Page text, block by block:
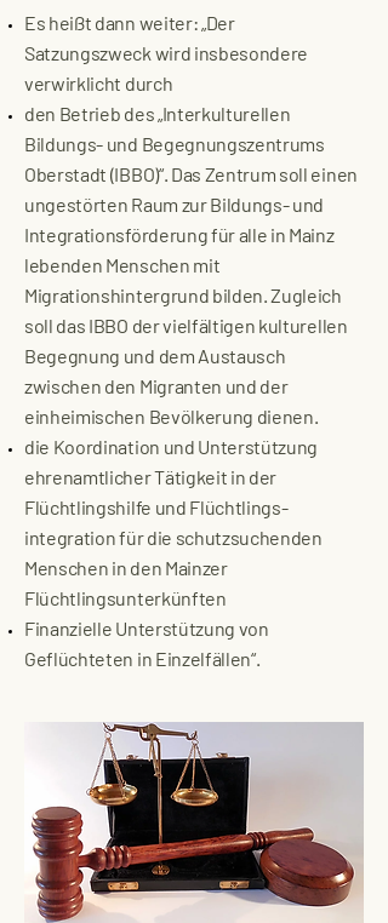
Es heißt dann weiter: „Der
Satzungszweck wird insbesondere
verwirklicht durch
den Betrieb des „Interkulturellen
Bildungs- und Begegnungszentrums
Oberstadt (IBBO)“. Das Zentrum soll einen
ungestörten Raum zur Bildungs- und
Integrationsförderung für alle in Mainz
lebenden Menschen mit
Migrationshintergrund bilden. Zugleich
soll das IBBO der vielfältigen kulturellen
Begegnung und dem Austausch
zwischen den Migranten und der
einheimischen Bevölkerung dienen.
die Koordination und Unterstützung
ehrenamtlicher Tätigkeit in der
Flüchtlingshilfe und Flüchtlings-
integration für die schutzsuchenden
Menschen in den Mainzer
Flüchtlingsunterkünften
Finanzielle Unterstützung von
Geflüchteten in Einzelfällen“.